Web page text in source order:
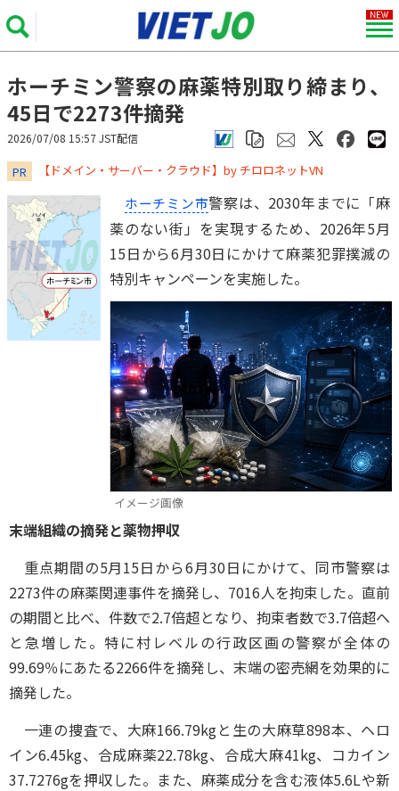
ホーチミン警察の麻薬特別取り締まり、
45日で2273件摘発
2026/07/08 15:57 JST配信
PR ​​​​​​​【ドメイン・サーバー・クラウド】by チロロネットVN
ホーチミン市警察は、2030年までに「麻
薬のない街」を実現するため、2026年5月
15日から6月30日にかけて麻薬犯罪撲滅の
特別キャンペーンを実施した。
イメージ画像
末端組織の摘発と薬物押収
重点期間の5月15日から6月30日にかけて、同市警察は
2273件の麻薬関連事件を摘発し、7016人を拘束した。直前
の期間と比べ、件数で2.7倍超となり、拘束者数で3.7倍超へ
と急増した。特に村レベルの行政区画の警察が全体の
99.69％にあたる2266件を摘発し、末端の密売網を効果的に
摘発した。
一連の捜査で、大麻166.79kgと生の大麻草898本、ヘロ
イン6.45kg、合成麻薬22.78kg、合成大麻41kg、コカイン
37.7276gを押収した。また、麻薬成分を含む液体5.6Lや新